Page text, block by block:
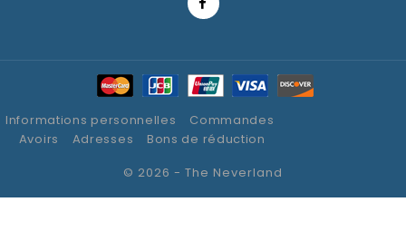
Informations personnelles
Commandes
Avoirs
Adresses
Bons de réduction
© 2026 - The Neverland